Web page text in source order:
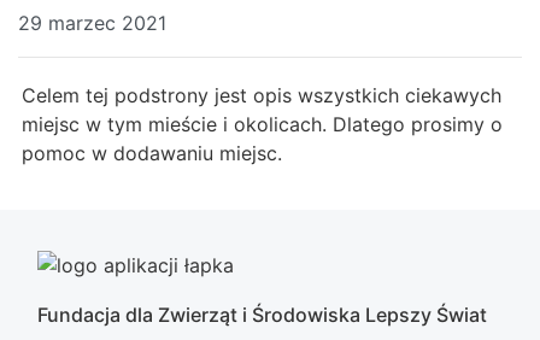
29 marzec 2021
Celem tej podstrony jest opis wszystkich ciekawych
miejsc w tym mieście i okolicach. Dlatego prosimy o
pomoc w dodawaniu miejsc.
Fundacja dla Zwierząt i Środowiska Lepszy Świat